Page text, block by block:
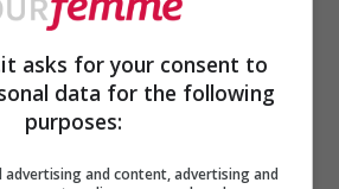
che sempre più genitori
modulari, leggere, che
un modo di vivere ma
asks for your consent to
data for the following
purposes:
advertising and content, advertising and